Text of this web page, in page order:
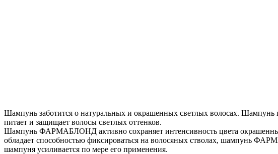
Шампунь заботится о натуральных и окрашенных светлых волосах. Шампунь
питает и защищает волосы светлых оттенков.
Шампунь ФАРМАБЛОНД активно сохраняет интенсивность цвета
обладает способностью фиксироваться на волосяных стволах, шампунь
шампуня усиливается по мере его применения.